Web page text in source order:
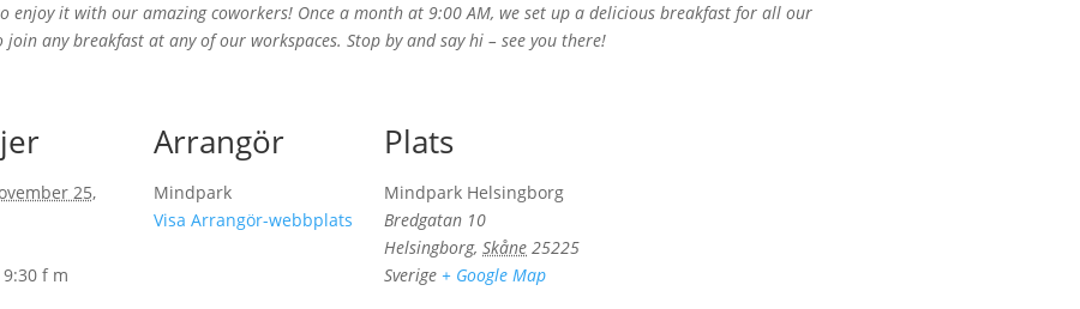
enjoy it with our amazing coworkers! Once a month at 9:00 AM, we set up a delicious breakfast for all our
join any breakfast at any of our workspaces. Stop by and say hi – see you there!
25,
f m
Arrangör
Mindpark
Visa Arrangör-webbplats
Plats
Mindpark Helsingborg
Bredgatan 10
Helsingborg, Skåne 25225
Sverige + Google Map